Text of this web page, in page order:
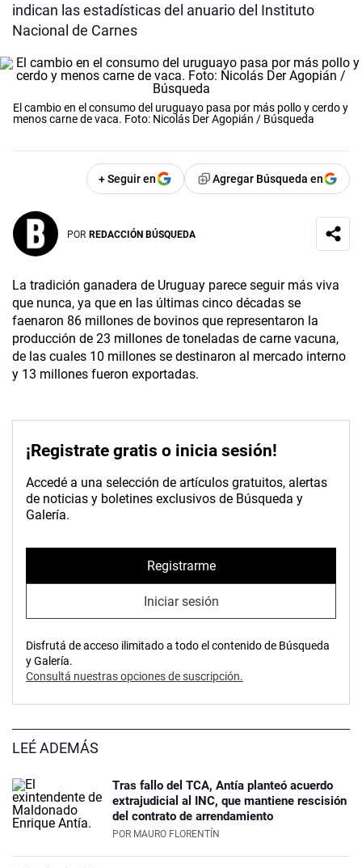
indican las estadísticas del anuario del Instituto
Nacional de Carnes
El cambio en el consumo del uruguayo pasa por más pollo y cerdo y
menos carne de vaca. Foto: Nicolás Der Agopián / Búsqueda
+ Seguir en Agregar Búsqueda en
POR REDACCIÓN BÚSQUEDA
La tradición ganadera de Uruguay parece seguir más viva
que nunca, ya que en las últimas cinco décadas se
faenaron 86 millones de bovinos que representaron la
producción de 23 millones de toneladas de carne vacuna,
de las cuales 10 millones se destinaron al mercado interno
y 13 millones fueron exportadas.
¡Registrate gratis o inicia sesión!
Accedé a una selección de artículos gratuitos, alertas
de noticias y boletines exclusivos de Búsqueda y
Galería.
Registrarme
Iniciar sesión
Disfrutá de acceso ilimitado a todo el contenido de Búsqueda
y Galería.
Consultá nuestras opciones de suscripción.
LEÉ ADEMÁS
Tras fallo del TCA, Antía planteó acuerdo
extrajudicial al INC, que mantiene rescisión
del contrato de arrendamiento
POR MAURO FLORENTÍN